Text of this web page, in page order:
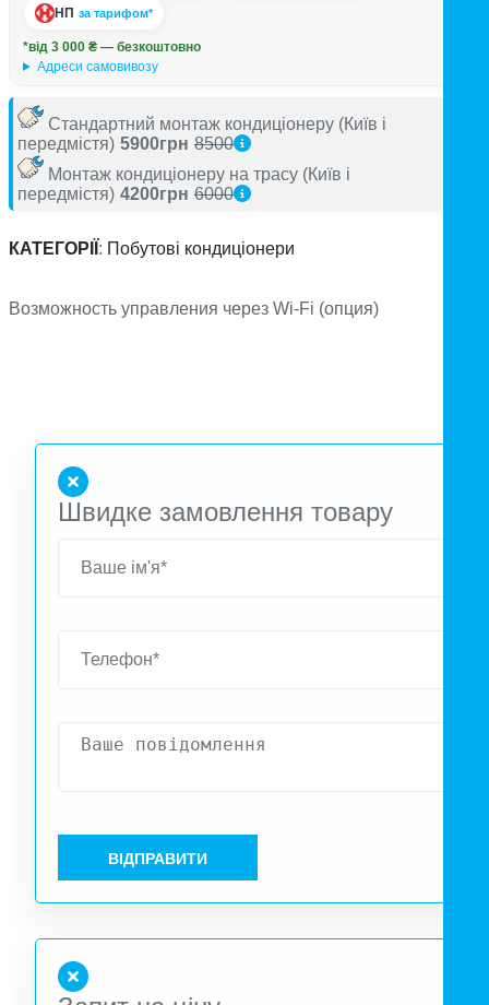
НП за тарифом*
*від 3 000 ₴ — безкоштовно
Адреси самовивозу
Стандартний монтаж кондиціонеру (Київ і
передмістя) 5900грн 8500
Монтаж кондиціонеру на трасу (Київ і
передмістя) 4200грн 6000
КАТЕГОРІЇ : Побутові кондиціонери
Возможность управления через Wi-Fi (опция)
Швидке замовлення товару
ВІДПРАВИТИ